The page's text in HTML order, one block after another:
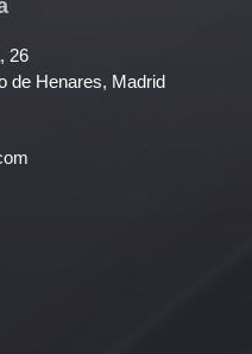
26
de Henares, Madrid